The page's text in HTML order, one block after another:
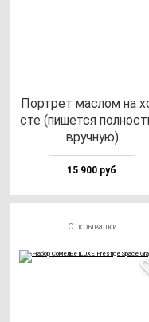
Пор­трет мас­лом на
сте (пи­шет­ся
вруч­ную)
15 900 руб
Открывалки